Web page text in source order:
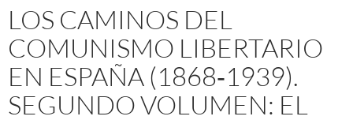
LOS CAMINOS DEL
COMUNISMO LIBERTARIO
EN ESPAÑA (1868‐1939).
SEGUNDO VOLUMEN: EL